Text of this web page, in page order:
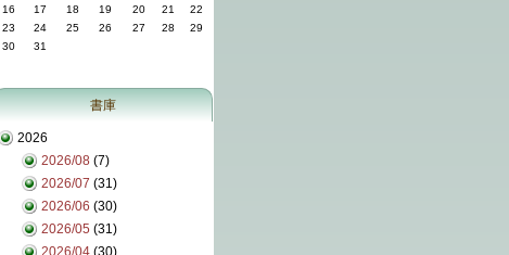
16
17 18 19 20 21
22
23
24 25 26 27 28
29
30
31
書庫
2026
2026/08 (7)
2026/07 (31)
2026/06 (30)
2026/05 (31)
2026/04 (30)